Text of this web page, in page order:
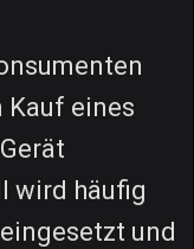
Kauf eines
wird häufig
und